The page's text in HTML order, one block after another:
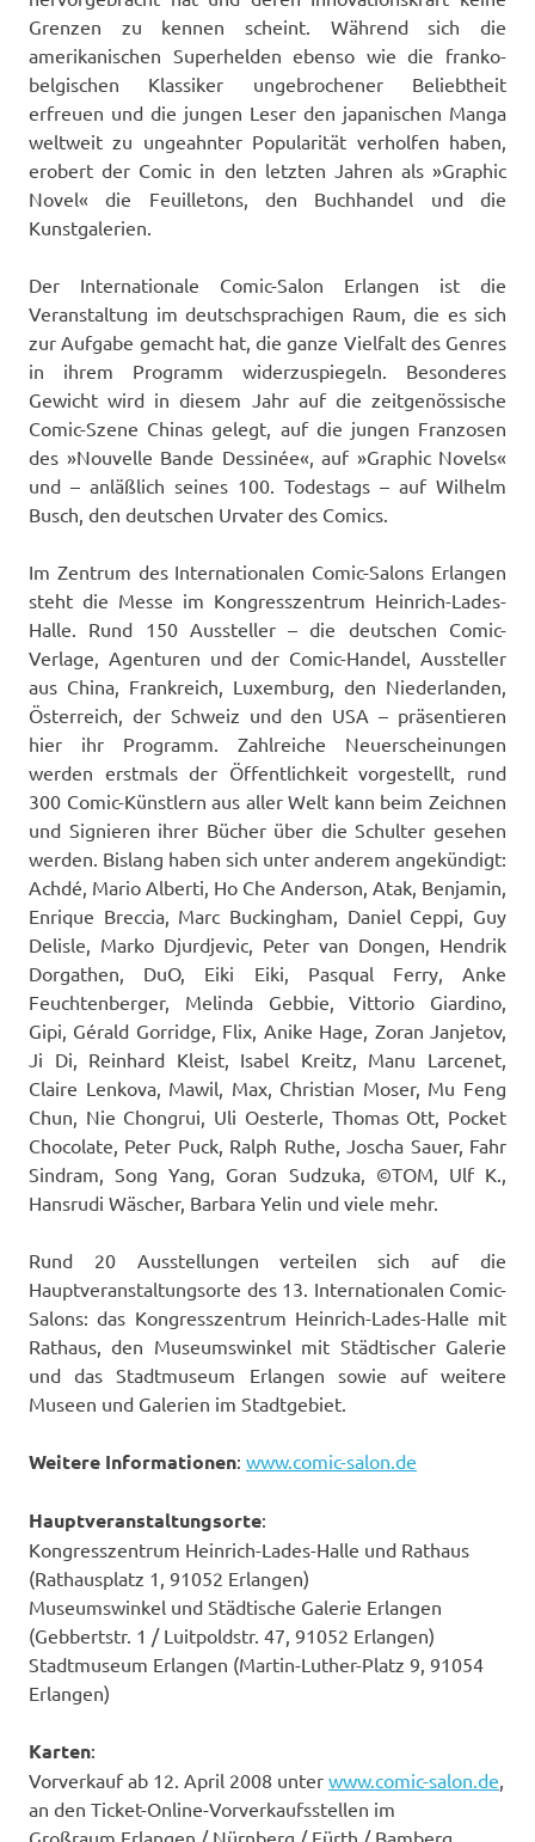
Grenzen zu kennen scheint. Während sich die
amerikanischen Superhelden ebenso wie die franko-
belgischen Klassiker ungebrochener Beliebtheit
erfreuen und die jungen Leser den japanischen Manga
weltweit zu ungeahnter Popularität verholfen haben,
erobert der Comic in den letzten Jahren als »Graphic
Novel« die Feuilletons, den Buchhandel und die
Kunstgalerien.
Der Internationale Comic-Salon Erlangen ist die
Veranstaltung im deutschsprachigen Raum, die es sich
zur Aufgabe gemacht hat, die ganze Vielfalt des Genres
in ihrem Programm widerzuspiegeln. Besonderes
Gewicht wird in diesem Jahr auf die zeitgenössische
Comic-Szene Chinas gelegt, auf die jungen Franzosen
des »Nouvelle Bande Dessinée«, auf »Graphic Novels«
und – anläßlich seines 100. Todestags – auf Wilhelm
Busch, den deutschen Urvater des Comics.
Im Zentrum des Internationalen Comic-Salons Erlangen
steht die Messe im Kongresszentrum Heinrich-Lades-
Halle. Rund 150 Aussteller – die deutschen Comic-
Verlage, Agenturen und der Comic-Handel, Aussteller
aus China, Frankreich, Luxemburg, den Niederlanden,
Österreich, der Schweiz und den USA – präsentieren
hier ihr Programm. Zahlreiche Neuerscheinungen
werden erstmals der Öffentlichkeit vorgestellt, rund
300 Comic-Künstlern aus aller Welt kann beim Zeichnen
und Signieren ihrer Bücher über die Schulter gesehen
werden. Bislang haben sich unter anderem angekündigt:
Achdé, Mario Alberti, Ho Che Anderson, Atak, Benjamin,
Enrique Breccia, Marc Buckingham, Daniel Ceppi, Guy
Delisle, Marko Djurdjevic, Peter van Dongen, Hendrik
Dorgathen, DuO, Eiki Eiki, Pasqual Ferry, Anke
Feuchtenberger, Melinda Gebbie, Vittorio Giardino,
Gipi, Gérald Gorridge, Flix, Anike Hage, Zoran Janjetov,
Ji Di, Reinhard Kleist, Isabel Kreitz, Manu Larcenet,
Claire Lenkova, Mawil, Max, Christian Moser, Mu Feng
Chun, Nie Chongrui, Uli Oesterle, Thomas Ott, Pocket
Chocolate, Peter Puck, Ralph Ruthe, Joscha Sauer, Fahr
Sindram, Song Yang, Goran Sudzuka, ©TOM, Ulf K.,
Hansrudi Wäscher, Barbara Yelin und viele mehr.
Rund 20 Ausstellungen verteilen sich auf die
Hauptveranstaltungsorte des 13. Internationalen Comic-
Salons: das Kongresszentrum Heinrich-Lades-Halle mit
Rathaus, den Museumswinkel mit Städtischer Galerie
und das Stadtmuseum Erlangen sowie auf weitere
Museen und Galerien im Stadtgebiet.
Weitere Informationen: www.comic-salon.de
Hauptveranstaltungsorte:
Kongresszentrum Heinrich-Lades-Halle und Rathaus
(Rathausplatz 1, 91052 Erlangen)
Museumswinkel und Städtische Galerie Erlangen
(Gebbertstr. 1 / Luitpoldstr. 47, 91052 Erlangen)
Stadtmuseum Erlangen (Martin-Luther-Platz 9, 91054
Erlangen)
Karten:
Vorverkauf ab 12. April 2008 unter www.comic-salon.de,
an den Ticket-Online-Vorverkaufsstellen im